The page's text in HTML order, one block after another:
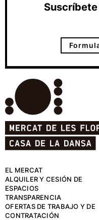
EL MERCAT
ALQUILER Y CESIÓN DE
ESPACIOS
TRANSPARENCIA
OFERTAS DE TRABAJO Y DE
CONTRATACIÓN